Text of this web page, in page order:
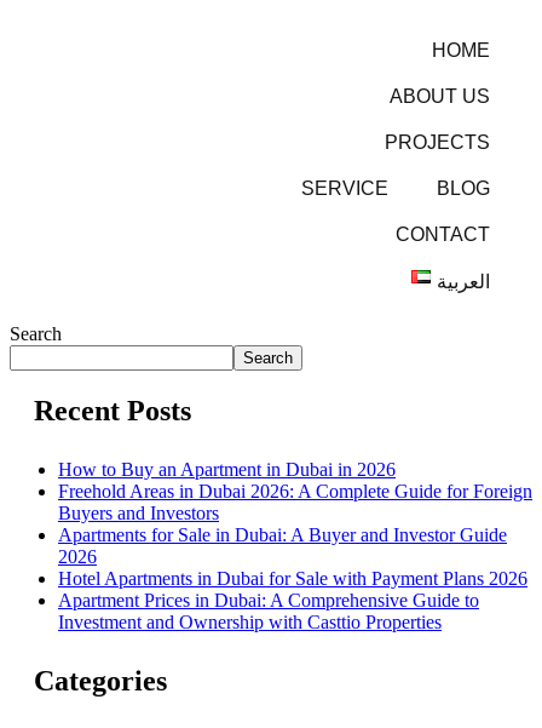
HOME
ABOUT US
PROJECTS
SERVICE BLOG
CONTACT
العربية
Search
Search
Recent Posts
How to Buy an Apartment in Dubai in 2026
Freehold Areas in Dubai 2026: A Complete Guide for Foreign
Buyers and Investors
Apartments for Sale in Dubai: A Buyer and Investor Guide
2026
Hotel Apartments in Dubai for Sale with Payment Plans 2026
Apartment Prices in Dubai: A Comprehensive Guide to
Investment and Ownership with Casttio Properties
Categories